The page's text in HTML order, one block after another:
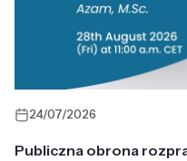
24/07/2026
Publiczna obrona